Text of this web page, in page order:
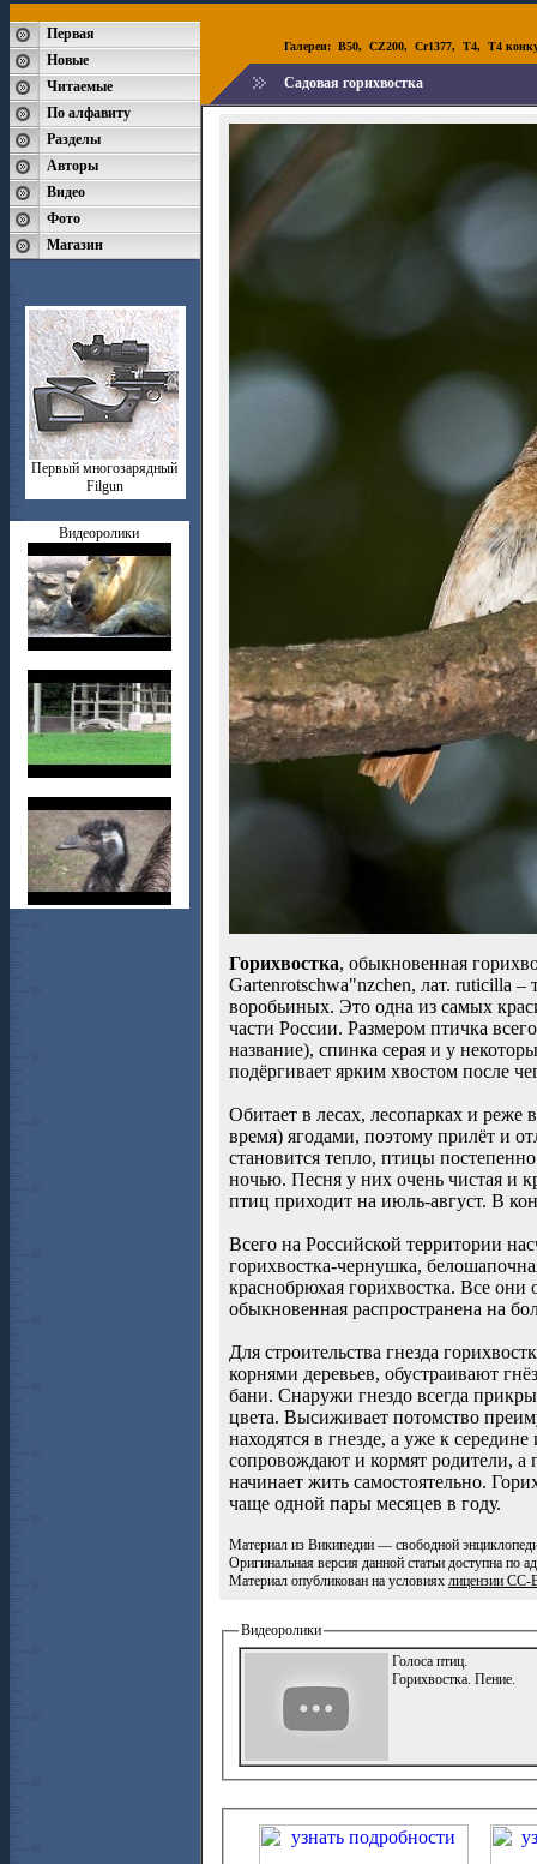
Первая
Новые
Читаемые
По алфавиту
Разделы
Авторы
Видео
Фото
Магазин
Первый многозарядный
Filgun
Видеоролики
Галереи: B50, CZ200, Cr1377, T4, T4
Садовая горихвостка
Горихвостка, обыкновенная
Gartenrotschwa"nzchen, лат. ruticilla
воробьиных. Это одна из самых
части России. Размером птичка
название), спинка серая и у
подёргивает ярким хвостом после
Обитает в лесах, лесопарках и реже
время) ягодами, поэтому прилёт и
становится тепло, птицы
ночью. Песня у них очень чистая и
птиц приходит на июль-август. В
Всего на Российской территории
горихвостка-чернушка,
краснобрюхая горихвостка. Все
обыкновенная распространена на
Для строительства гнезда
корнями деревьев, обустраивают
бани. Снаружи гнездо всегда
цвета. Высиживает потомство
находятся в гнезде, а уже к
сопровождают и кормят родители, а
начинает жить самостоятельно.
чаще одной пары месяцев в году.
Материал из Википедии — свободной
Оригинальная версия данной статьи доступна по
Материал опубликован на условиях лицензии
Видеоролики
Голоса птиц.
Горихвостка. Пение.